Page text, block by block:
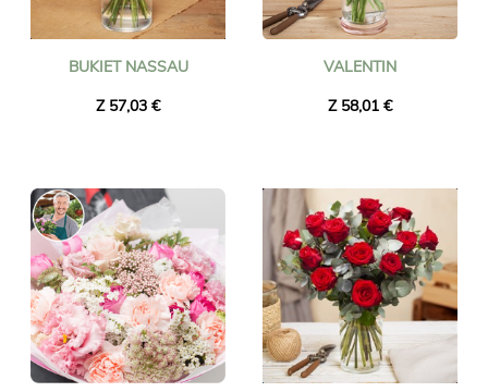
BUKIET NASSAU
Z 57,03 €
VALENTIN
Z 58,01 €